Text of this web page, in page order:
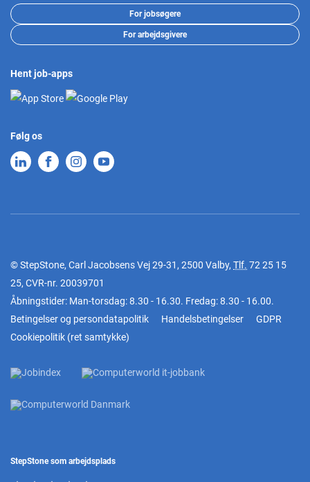
For jobsøgere
For arbejdsgivere
Hent job-apps
Følg os
© StepStone, Carl Jacobsens Vej 29-31, 2500 Valby, Tlf. 72 25 15
25, CVR-nr. 20039701
Åbningstider: Man-torsdag: 8.30 - 16.30. Fredag: 8.30 - 16.00.
Betingelser og persondatapolitik
Handelsbetingelser
GDPR
Cookiepolitik (ret samtykke)
StepStone som arbejdsplads